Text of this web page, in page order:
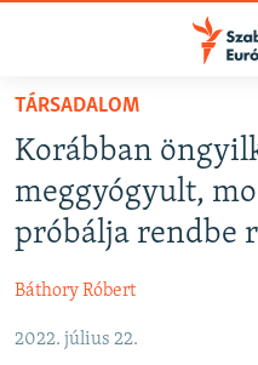
Akadálymentes
Ugrás
fő
oldalra
tartalomjegyzékre
NAPIRENDEN
PODCASTOK
ELEMZŐ
NER15
TÁRSADALOM
Korábban
meggyógyult,
próbálja rendbe
Báthory Róbert
2022. július 22.